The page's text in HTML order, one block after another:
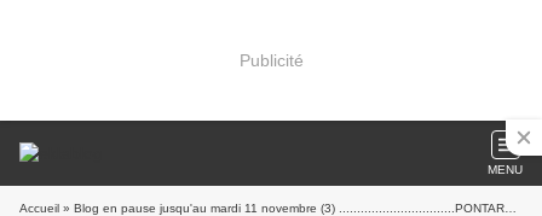
Publicité
MENU
Accueil » Blog en pause jusqu'au mardi 11 novembre (3) ................................PONTARLIER !